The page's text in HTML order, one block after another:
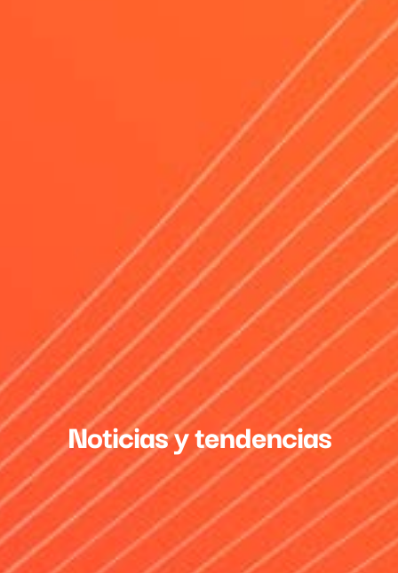
Noticias y tendencias